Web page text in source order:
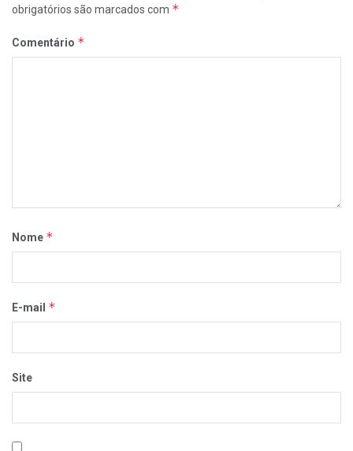
obrigatórios são marcados com *
Comentário *
Nome *
E-mail *
Site